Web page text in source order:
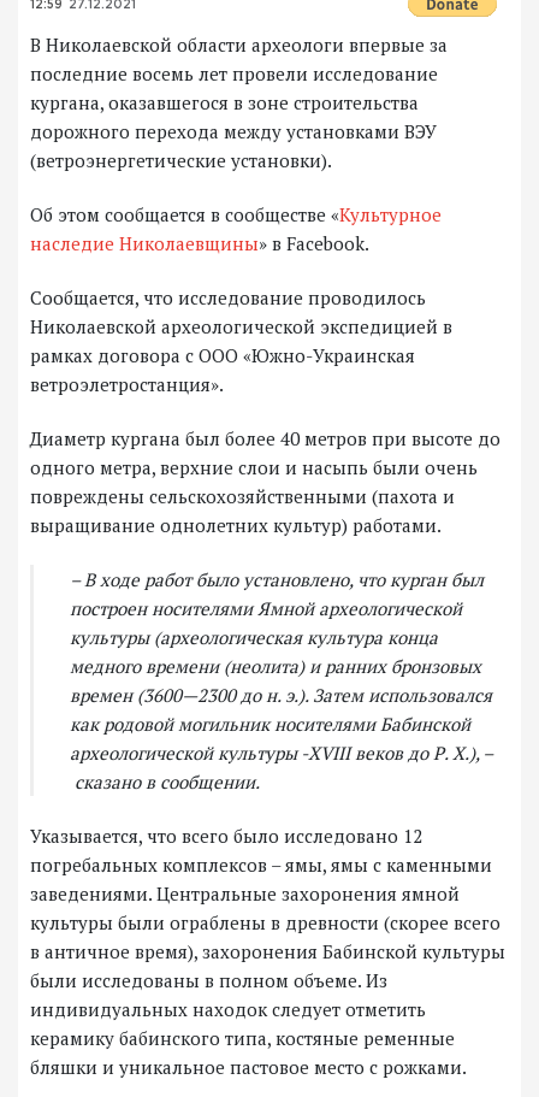
12:59 27.12.2021
В Николаевской области археологи впервые за
последние восемь лет провели исследование
кургана, оказавшегося в зоне строительства
дорожного перехода между установками ВЭУ
(ветроэнергетические установки).
Об этом сообщается в сообществе «Культурное
наследие Николаевщины» в Facebook.
Сообщается, что исследование проводилось
Николаевской археологической экспедицией в
рамках договора с ООО «Южно-Украинская
ветроэлетростанция».
Диаметр кургана был более 40 метров при высоте до
одного метра, верхние слои и насыпь были очень
повреждены сельскохозяйственными (пахота и
выращивание однолетних культур) работами.
– В ходе работ было установлено, что курган был
построен носителями Ямной археологической
культуры (археологическая культура конца
медного времени (неолита) и ранних бронзовых
времен (3600—2300 до н. э.). Затем использовался
как родовой могильник носителями Бабинской
археологической культуры -XVIII веков до Р. Х.), –
сказано в сообщении.
Указывается, что всего было исследовано 12
погребальных комплексов – ямы, ямы с каменными
заведениями. Центральные захоронения ямной
культуры были ограблены в древности (скорее всего
в античное время), захоронения Бабинской культуры
были исследованы в полном объеме. Из
индивидуальных находок следует отметить
керамику бабинского типа, костяные ременные
бляшки и уникальное пастовое место с рожками.